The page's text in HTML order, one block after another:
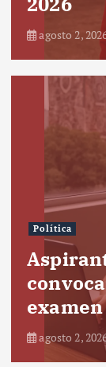
agosto 2,
Política
agosto 2,